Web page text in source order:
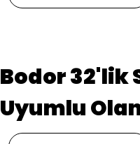
Bodor 32'lik
Uyumlu